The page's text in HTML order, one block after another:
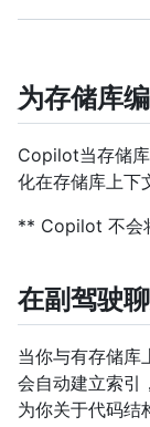
为存储库
Copilot当存储
化在存储库上下
** Copilot 不会
在副驾驶
当你与有存储库
会自动建立索
为你关于代码结